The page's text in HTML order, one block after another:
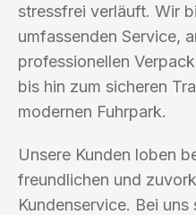
stressfrei verläuft. Wir
umfassenden Service,
professionellen
bis hin zum sicheren
modernen Fuhrpark.
Unsere Kunden loben
freundlichen und
Kundenservice. Bei